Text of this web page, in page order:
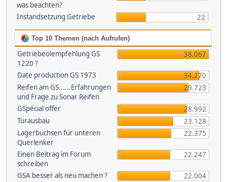
was beachten?
Instandsetzung Getriebe 22
Top 10 Themen (nach Aufrufen)
Getriebeölempfehlung GS
1220 ?
38.067
Date production GS 1973
34.270
Reifen am GS......Erfahrungen
und Frage zu Sonar Reifen
29.723
GSpécial offer
28.992
Türausbau
23.128
Lagerbuchsen für unteren
Querlenker
22.375
Einen Beitrag im Forum
schreiben
22.247
GSA besser als neu machen ?
22.004